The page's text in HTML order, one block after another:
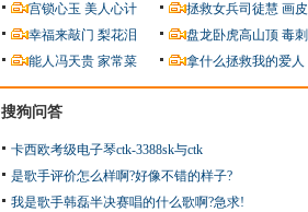
宫锁心玉 美人心计 拯救女兵司徒慧 画皮
幸福来敲门 梨花泪 盘龙卧虎高山顶 毒刺
能人冯天贵 家常菜 拿什么拯救我的爱人
搜狗问答
卡西欧考级电子琴ctk-3388sk与ctk
是歌手评价怎么样啊?好像不错的样子?
我是歌手韩磊半决赛唱的什么歌啊?急求!